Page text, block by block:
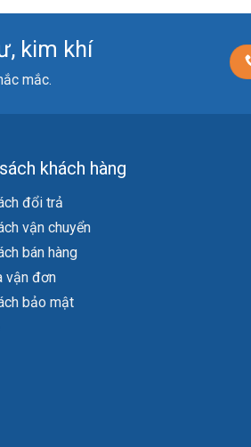
kim khí
mắc.
khách hàng
đổi trả
vận chuyển
bán hàng
vận đơn
bảo mật